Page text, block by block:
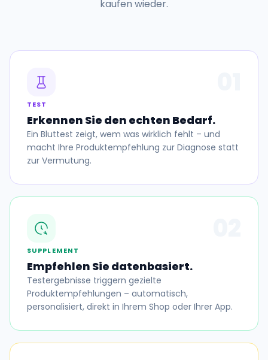
kaufen wieder.
TEST
Erkennen Sie den echten Bedarf.
Ein Bluttest zeigt, wem was wirklich fehlt – und
macht Ihre Produktempfehlung zur Diagnose statt
zur Vermutung.
SUPPLEMENT
Empfehlen Sie datenbasiert.
Testergebnisse triggern gezielte
Produktempfehlungen – automatisch,
personalisiert, direkt in Ihrem Shop oder Ihrer App.